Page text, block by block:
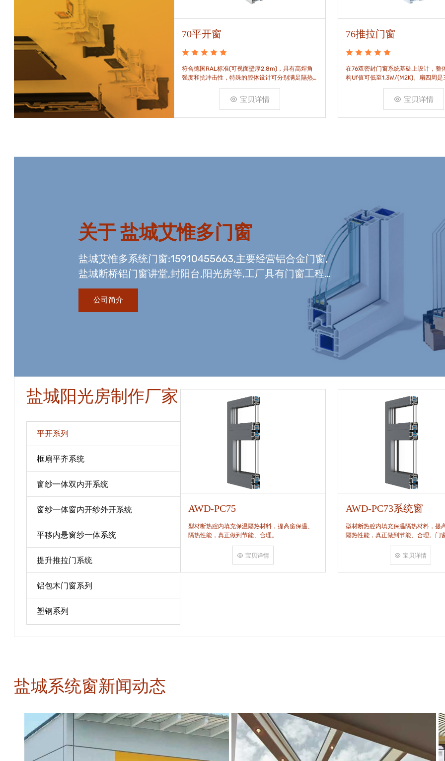
88平开窗
88平开窗是门窗技术新时代的门窗系统。可实现较
大的阳光进入并获得更多的太阳能，良好的操作及
可靠的功能。保养方便，牢固耐用。
宝贝详情
70平开窗
符合德国RAL标准(可视面壁厚2.8m)，具有高焊角
强度和抗冲击性，特殊的腔体设计可分别满足隔热
和刚性的要求。
宝贝详情
76推拉门窗
在76双密封门窗系统基础上设计，整
构Uf值可低至1.3W/(M2K)。扇四周是
构，采用高品质EPDM胶条，实现气
宝贝详情
关于盐城艾惟多门窗
盐城艾惟多系统门窗:15910455663,主要经营铝合金门窗,
盐城断桥铝门窗讲堂,封阳台,阳光房等,工厂具有门窗工程
资质,玻璃幕墙工程资质,国内门窗组装生产线,及中空玻璃
生产线。
公司简介
盐城阳光房制作厂家
平开系列
框扇平齐系统
窗纱一体双内开系统
窗纱一体窗内开纱外开系统
平移内悬窗纱一体系统
提升推拉门系统
铝包木门窗系列
塑钢系列
AWD-PC80
隔热性能，真正做到节能、合理。
宝贝详情
AWD-PC75
型材断热腔内填充保温隔热材料，提高窗保温、
隔热性能，真正做到节能、合理。
宝贝详情
AWD-PC73系统窗
型材断热腔内填充保温隔热材料，提
隔热性能，真正做到节能、合理。门
角，采用多点挤压角码结构与加重型
结合完成，在通过角部加注德国双组
宝贝详情
盐城系统窗新闻动态